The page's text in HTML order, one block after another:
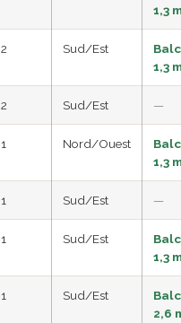
1,3
2 Sud/Est
1,3
2 Sud/Est —
1 Nord/Ouest
1,3
1 Sud/Est —
1 Sud/Est
1,3
1 Sud/Est
2,6